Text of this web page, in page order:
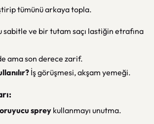
tümünü arkaya topla.
sabitle ve bir tutam saçı lastiğin etrafına
ama son derece zarif.
İş görüşmesi, akşam yemeği.
sprey kullanmayı unutma.